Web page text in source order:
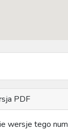
PDF
wersje tego